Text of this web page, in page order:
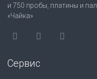
и 750 пробы, платины и
«Чайка»
Сервис